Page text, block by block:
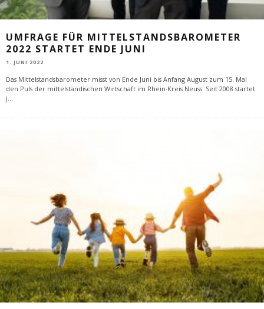
UMFRAGE FÜR MITTELSTANDSBAROMETER
2022 STARTET ENDE JUNI
1. JUNI 2022
Das Mittelstandsbarometer misst von Ende Juni bis Anfang August zum 15. Mal
den Puls der mittelständischen Wirtschaft im Rhein-Kreis Neuss. Seit 2008 startet
j...